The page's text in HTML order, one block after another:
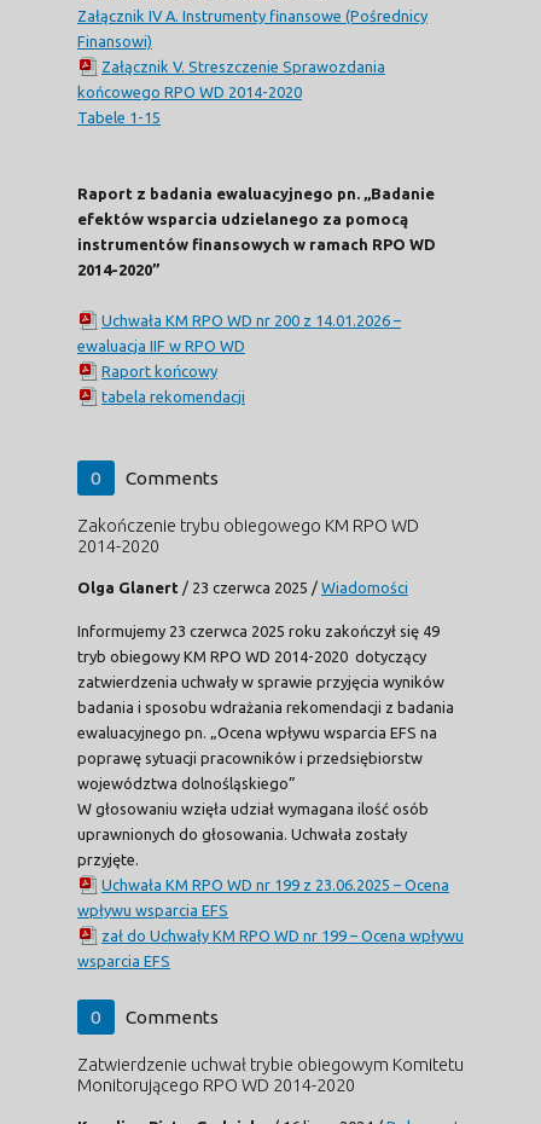
Załącznik IV A. Instrumenty finansowe (Pośrednicy
Finansowi)
Załącznik V. Streszczenie Sprawozdania
końcowego RPO WD 2014-2020
Tabele 1-15
Raport z badania ewaluacyjnego pn. „Badanie
efektów wsparcia udzielanego za pomocą
instrumentów finansowych w ramach RPO WD
2014-2020”
Uchwała KM RPO WD nr 200 z 14.01.2026 –
ewaluacja IIF w RPO WD
Raport końcowy
tabela rekomendacji
0 Comments
Zakończenie trybu obiegowego KM RPO WD
2014-2020
Olga Glanert / 23 czerwca 2025 / Wiadomości
Informujemy 23 czerwca 2025 roku zakończył się 49
tryb obiegowy KM RPO WD 2014-2020 dotyczący
zatwierdzenia uchwały w sprawie przyjęcia wyników
badania i sposobu wdrażania rekomendacji z badania
ewaluacyjnego pn. „Ocena wpływu wsparcia EFS na
poprawę sytuacji pracowników i przedsiębiorstw
województwa dolnośląskiego”
W głosowaniu wzięła udział wymagana ilość osób
uprawnionych do głosowania. Uchwała zostały
przyjęte.
Uchwała KM RPO WD nr 199 z 23.06.2025 – Ocena
wpływu wsparcia EFS
zał do Uchwały KM RPO WD nr 199 – Ocena wpływu
wsparcia EFS
0 Comments
Zatwierdzenie uchwał trybie obiegowym Komitetu
Monitorującego RPO WD 2014-2020